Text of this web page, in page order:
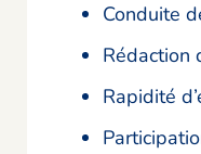
Conduite
Rédaction
Rapidité